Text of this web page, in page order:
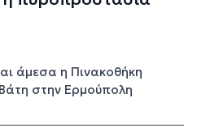
άμεσα η Πινακοθήκη
στην Ερμούπολη